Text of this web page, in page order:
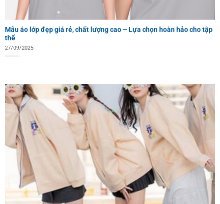
Mẫu áo lớp đẹp giá rẻ, chất lượng cao – Lựa chọn hoàn hảo cho tập
thể
27/09/2025